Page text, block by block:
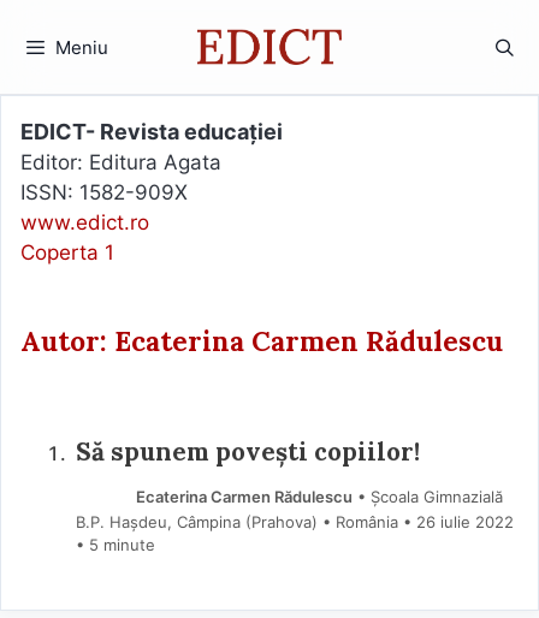
Meniu
EDICT- Revista educației
Editor: Editura Agata
ISSN: 1582-909X
www.edict.ro
Coperta 1
Autor: Ecaterina Carmen Rădulescu
Să spunem povești copiilor!
Ecaterina Carmen Rădulescu • Școala Gimnazială
B.P. Hașdeu, Câmpina (Prahova) • România
26 iulie 2022
• 5 minute